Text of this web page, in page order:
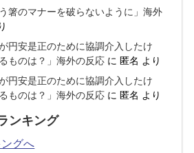
箸のマナーを破らないように」海外
円安是正のために協調介入したけ
ものは？」海外の反応 に匿名 より
円安是正のために協調介入したけ
ものは？」海外の反応 に匿名 より
ンキング
グへ